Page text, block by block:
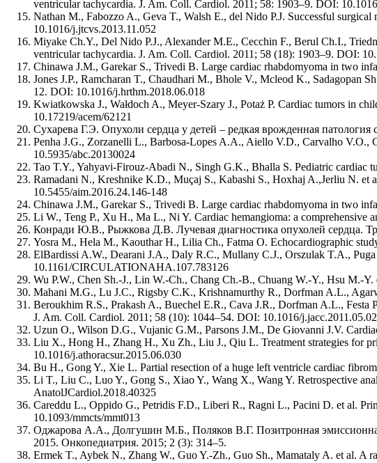
ventricular tachycardia. J. Am. Coll. Cardiol. 2011; 58: 1903–9. DOI:
Nathan M., Fabozzo A., Geva T., Walsh E., del Nido P.J. Successful
10.1016/j.jtcvs.2013.11.052
Miyake Ch.Y., Del Nido P.J., Alexander M.E., Cecchin F., Berul Ch.I.,
ventricular tachycardia. J. Am. Coll. Cardiol. 2011; 58 (18): 1903–9. DOI:
Chinawa J.M., Garekar S., Trivedi B. Large cardiac rhabdomyoma in two
Jones J.P., Ramcharan T., Chaudhari M., Bhole V., Mcleod K., Sadagopan
12. DOI: 10.1016/j.hrthm.2018.06.018
Kwiatkowska J., Wałdoch A., Meyer-Szary J., Potaż P. Cardiac tumors in
10.17219/acem/62121
Сухарева Г.Э. Опухоли сердца у детей – редкая врожденная
Penha J.G., Zorzanelli L., Barbosa-Lopes A.A., Aiello V.D., Carvalho V.O.,
10.5935/abc.20130024
Tao T.Y., Yahyavi-Firouz-Abadi N., Singh G.K., Bhalla S. Pediatric cardiac
Ramadani N., Kreshnike K.D., Muçaj S., Kabashi S., Hoxhaj A.,Jerliu N.
10.5455/aim.2016.24.146-148
Chinawa J.M., Garekar S., Trivedi B. Large cardiac rhabdomyoma in two
Li W., Teng P., Xu H., Ma L., Ni Y. Cardiac hemangioma: a comprehensive
Конради Ю.В., Рыжкова Д.В. Лучевая диагностика опухолей сердца.
Yosra M., Hela M., Kaouthar H., Lilia Ch., Fatma O. Echocardiographic
ElBardissi A.W., Dearani J.A., Daly R.C., Mullany C.J., Orszulak T.A.,
10.1161/CIRCULATIONAHA.107.783126
Wu P.W., Chen Sh.-J., Lin W.-Ch., Chang Ch.-B., Chuang W.-Y., Hsu M.-
Mahani M.G., Lu J.C., Rigsby C.K., Krishnamurthy R., Dorfman A.L.,
Beroukhim R.S., Prakash A., Buechel E.R., Cava J.R., Dorfman A.L., Festa
J. Am. Coll. Cardiol. 2011; 58 (10): 1044–54. DOI: 10.1016/
Uzun O., Wilson D.G., Vujanic G.M., Parsons J.M., De Giovanni J.V.
Liu X., Hong H., Zhang H., Xu Zh., Liu J., Qiu L. Treatment strategies for
10.1016/j.athoracsur.2015.06.030
Bu H., Gong Y., Xie L. Partial resection of a huge left ventricle cardiac
Li T., Liu C., Luo Y., Gong S., Xiao Y., Wang X., Wang Y. Retrospective
AnatolJCardiol.2018.40325
Careddu L., Oppido G., Petridis F.D., Liberi R., Ragni L., Pacini D. et al.
10.1093/mmcts/mmt013
Оджарова А.А., Долгушин М.Б., Поляков В.Г. Позитронная
2015. Онкопедиатрия. 2015; 2 (3): 314–5.
Ermek T., Aybek N., Zhang W., Guo Y.-Zh., Guo Sh., Mamataly A. et al. A